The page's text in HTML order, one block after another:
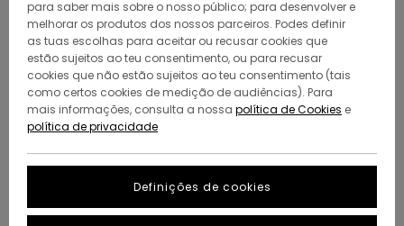
para saber mais sobre o nosso público; para desenvolver e
melhorar os produtos dos nossos parceiros. Podes definir
as tuas escolhas para aceitar ou recusar cookies que
estão sujeitos ao teu consentimento, ou para recusar
cookies que não estão sujeitos ao teu consentimento (tais
como certos cookies de medição de audiências). Para
mais informações, consulta a nossa política de Cookies e
política de privacidade
Definições de cookies